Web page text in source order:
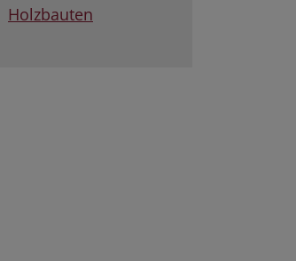
Holzbauten